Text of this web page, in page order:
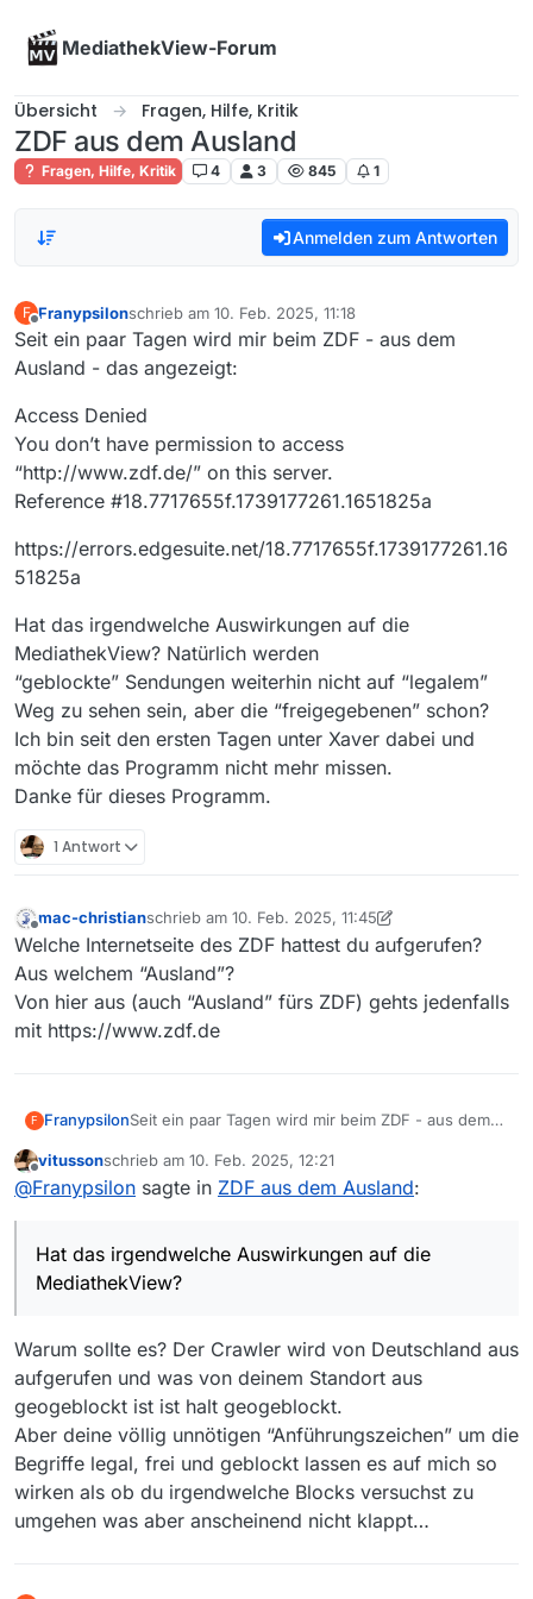
MediathekView-Forum
Übersicht Fragen, Hilfe, Kritik
ZDF aus dem Ausland
Fragen, Hilfe, Kritik 4 3 845 1
Anmelden zum Antworten
F
Offline
Franypsilonschrieb am 10. Feb. 2025, 11:18
zuletzt editiert von
Seit ein paar Tagen wird mir beim ZDF - aus dem
Ausland - das angezeigt:
Access Denied
You don’t have permission to access
“http://www.zdf.de/” on this server.
Reference #18.7717655f.1739177261.1651825a
https://errors.edgesuite.net/18.7717655f.1739177261.16
51825a
Hat das irgendwelche Auswirkungen auf die
MediathekView? Natürlich werden
“geblockte” Sendungen weiterhin nicht auf “legalem”
Weg zu sehen sein, aber die “freigegebenen” schon?
Ich bin seit den ersten Tagen unter Xaver dabei und
möchte das Programm nicht mehr missen.
Danke für dieses Programm.
1 Antwort
Offline
mac-christianschrieb am 10. Feb. 2025, 11:45
zuletzt editiert von mac-christian2. Okt. 2025, 12:46
Welche Internetseite des ZDF hattest du aufgerufen?
Aus welchem “Ausland”?
Von hier aus (auch “Ausland” fürs ZDF) gehts jedenfalls
mit https://www.zdf.de
F FranypsilonSeit ein paar Tagen wird mir beim ZDF - aus dem
Access Denied
You don’t have permission to access
Hat das irgendwelche Auswirkungen auf die
MediathekView? Natürlich werden
“freigegebenen” schon?
Ich bin seit den ersten Tagen unter Xaver dabei
und möchte das Programm nicht mehr missen.
Danke für dieses Programm.
Offline
vitussonschrieb am 10. Feb. 2025, 12:21
zuletzt editiert von
@Franypsilon sagte in ZDF aus dem Ausland:
Hat das irgendwelche Auswirkungen auf die
MediathekView?
Warum sollte es? Der Crawler wird von Deutschland aus
aufgerufen und was von deinem Standort aus
geogeblockt ist ist halt geogeblockt.
Aber deine völlig unnötigen “Anführungszeichen” um die
Begriffe legal, frei und geblockt lassen es auf mich so
wirken als ob du irgendwelche Blocks versuchst zu
umgehen was aber anscheinend nicht klappt…